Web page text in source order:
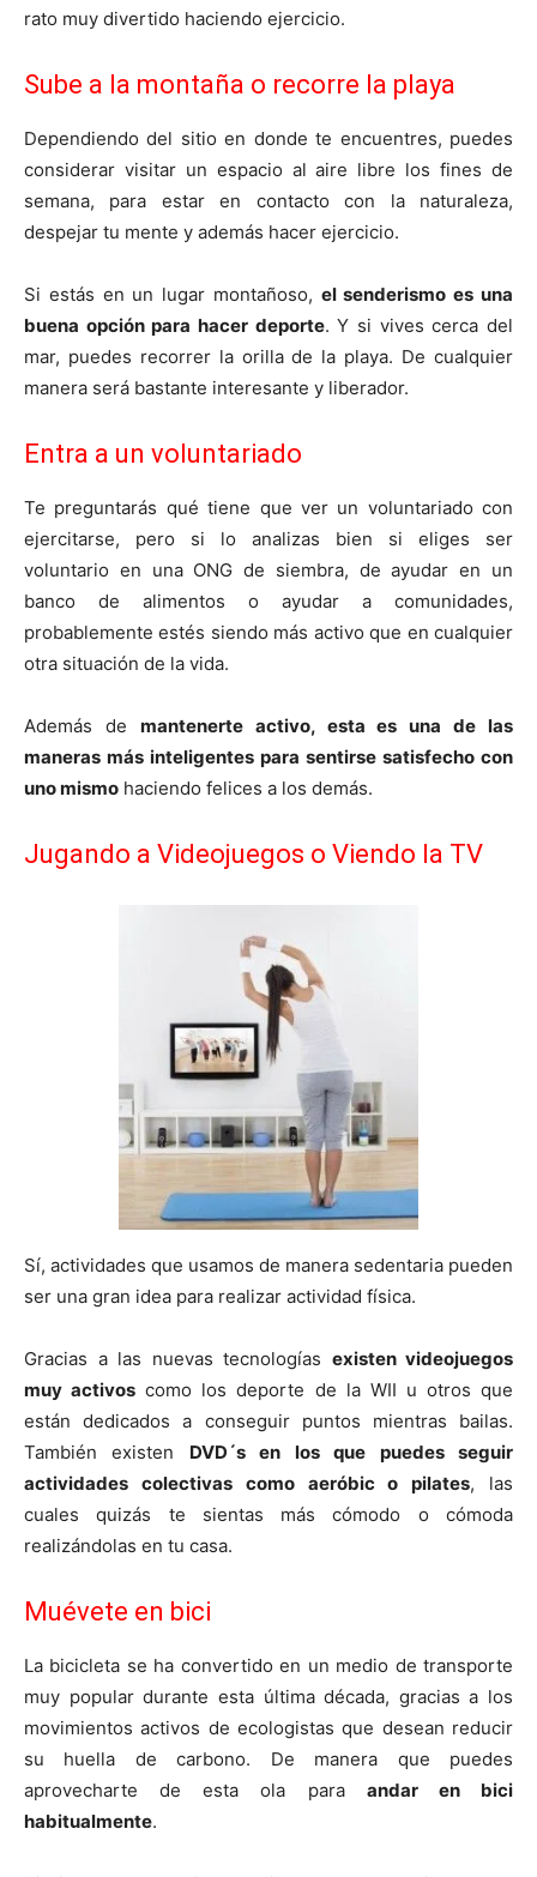
rato muy divertido haciendo ejercicio.
Sube a la montaña o recorre la playa
Dependiendo del sitio en donde te encuentres, puedes
considerar visitar un espacio al aire libre los fines de
semana, para estar en contacto con la naturaleza,
despejar tu mente y además hacer ejercicio.
Si estás en un lugar montañoso, el senderismo es una
buena opción para hacer deporte. Y si vives cerca del
mar, puedes recorrer la orilla de la playa. De cualquier
manera será bastante interesante y liberador.
Entra a un voluntariado
Te preguntarás qué tiene que ver un voluntariado con
ejercitarse, pero si lo analizas bien si eliges ser
voluntario en una ONG de siembra, de ayudar en un
banco de alimentos o ayudar a comunidades,
probablemente estés siendo más activo que en cualquier
otra situación de la vida.
Además de mantenerte activo, esta es una de las
maneras más inteligentes para sentirse satisfecho con
uno mismo haciendo felices a los demás.
Jugando a Videojuegos o Viendo la TV
Sí, actividades que usamos de manera sedentaria pueden
ser una gran idea para realizar actividad física.
Gracias a las nuevas tecnologías existen videojuegos
muy activos como los deporte de la WII u otros que
están dedicados a conseguir puntos mientras bailas.
También existen DVD´s en los que puedes seguir
actividades colectivas como aeróbic o pilates, las
cuales quizás te sientas más cómodo o cómoda
realizándolas en tu casa.
Muévete en bici
La bicicleta se ha convertido en un medio de transporte
muy popular durante esta última década, gracias a los
movimientos activos de ecologistas que desean reducir
su huella de carbono. De manera que puedes
aprovecharte de esta ola para andar en bici
habitualmente.